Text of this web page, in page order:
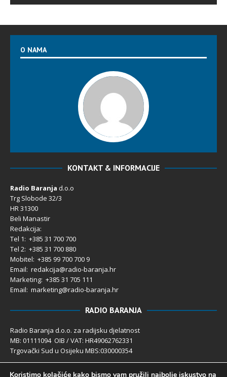
O NAMA
KONTAKT & INFORMACIJE
Radio Baranja d.o.o
Trg Slobode 32/3
HR 31300
Beli Manastir
Redakcija:
Tel 1: +385 31 700 700
Tel 2: +385 31 700 880
Mobitel: +385 99 700 700 9
Email: redakcija@radio-baranja.hr
Marketing: +385 31 705 111
Email: marketing@radio-baranja.hr
RADIO BARANJA
Radio Baranja d.o.o. za radijsku djelatnost
MB: 01111094 OIB / VAT: HR49062762331
Trgovački Sud u Osijeku MBS:030000354
Temeljni kapital 2.600,00 € uplaćen u cijelosti
Koristimo kolačiće kako bismo vam pružili najbolje iskustvo na